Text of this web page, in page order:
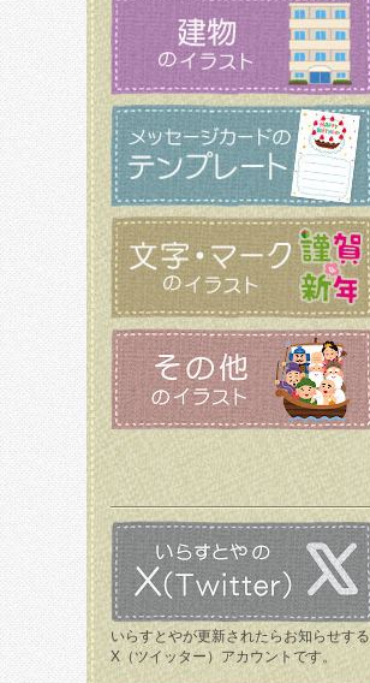
いらすとやが更新されたらお知らせする
X（ツイッター）アカウントです。